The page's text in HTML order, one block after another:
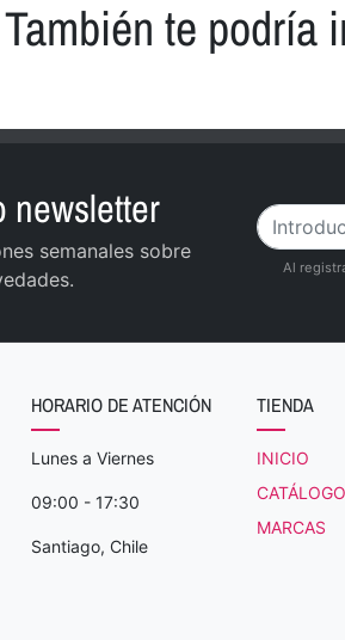
También te podría
newsletter
semanales sobre
Al
HORARIO DE ATENCIÓN
Lunes a Viernes
09:00 - 17:30
Santiago, Chile
TIENDA
INICIO
CATÁLOGO
MARCAS